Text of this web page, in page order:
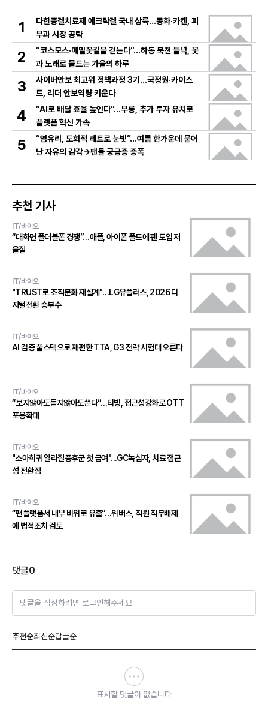
1
다한증겔치료제 에크락겔 국내 상륙…동화·카켄, 피
부과 시장 공략
2
“코스모스·메밀꽃길을 걷는다”…하동 북천 들녘, 꽃
과 노래로 물드는 가을의 하루
3
사이버안보 최고위 정책과정 3기…국정원·카이스
트, 리더 안보역량 키운다
4
“AI로 배달 효율 높인다”…부릉, 추가 투자 유치로
플랫폼 혁신 가속
5
“염유리, 도회적 레트로 눈빛”…여름 한가운데 묻어
난 자유의 감각→팬들 궁금증 증폭
추천 기사
IT/바이오
“대화면 폴더블폰 경쟁”…애플, 아이폰 폴드에 펜 도입 저
울질
IT/바이오
"TRUST로 조직문화 재설계"…LG유플러스, 2026 디
지털전환 승부수
IT/바이오
AI 검증 풀스택으로 재편한 TTA, G3 전략 시험대 오른다
IT/바이오
“보지않아도듣지않아도쓴다”…티빙, 접근성강화로 OTT
포용확대
IT/바이오
"소아희귀 알라질증후군 첫 급여"...GC녹십자, 치료 접근
성 전환점
IT/바이오
“팬플랫폼서 내부 비위로 유출”…위버스, 직원 직무배제
에 법적조치 검토
댓글0
댓글을 작성하려면 로그인해주세요
추천순최신순답글순
표시할 댓글이 없습니다